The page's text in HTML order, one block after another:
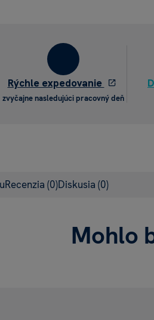
Rýchle expedovanie
zvyčajne nasledujúci pracovný deň
Recenzia (0)Diskusia (0)
Mohlo